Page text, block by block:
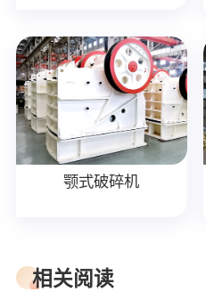
颚式破碎机
相关阅读